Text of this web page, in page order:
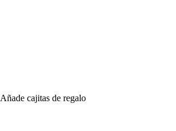
Añade cajitas de regalo